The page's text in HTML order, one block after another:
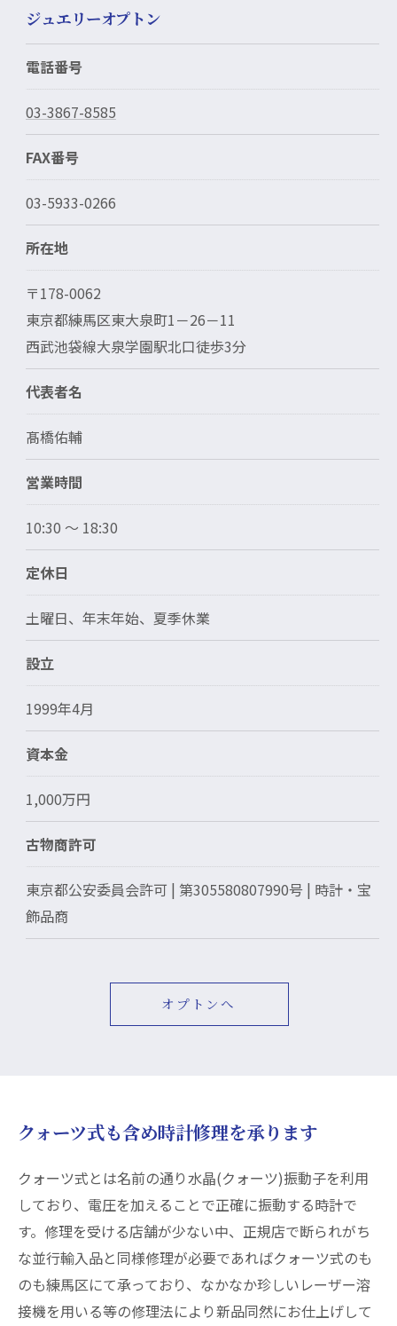
ジュエリーオプトン
電話番号
03-3867-8585
FAX番号
03-5933-0266
所在地
〒178-0062
東京都練馬区東大泉町1－26－11
西武池袋線大泉学園駅北口徒歩3分
代表者名
髙橋佑輔
営業時間
10:30 〜 18:30
定休日
土曜日、年末年始、夏季休業
設立
1999年4月
資本金
1,000万円
古物商許可
東京都公安委員会許可 | 第305580807990号 | 時計・宝
飾品商
オプトンへ
クォーツ式も含め時計修理を承ります
クォーツ式とは名前の通り水晶(クォーツ)振動子を利用
しており、電圧を加えることで正確に振動する時計で
す。修理を受ける店舗が少ない中、正規店で断られがち
な並行輸入品と同様修理が必要であればクォーツ式のも
のも練馬区にて承っており、なかなか珍しいレーザー溶
接機を用いる等の修理法により新品同然にお仕上げして